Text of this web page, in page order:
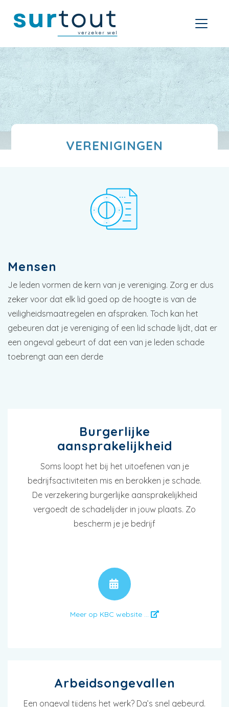
VERENIGINGEN
Mensen
Je leden vormen de kern van je vereniging. Zorg er dus
zeker voor dat elk lid goed op de hoogte is van de
veiligheidsmaatregelen en afspraken. Toch kan het
gebeuren dat je vereniging of een lid schade lijdt, dat er
een ongeval gebeurt of dat een van je leden schade
toebrengt aan een derde
Burgerlijke
aansprakelijkheid
Soms loopt het bij het uitoefenen van je
bedrijfsactiviteiten mis en berokken je schade.
De verzekering burgerlijke aansprakelijkheid
vergoedt de schadelijder in jouw plaats. Zo
bescherm je je bedrijf
Meer op KBC website ...
Arbeidsongevallen
Een ongeval tijdens het werk? Da’s snel gebeurd.